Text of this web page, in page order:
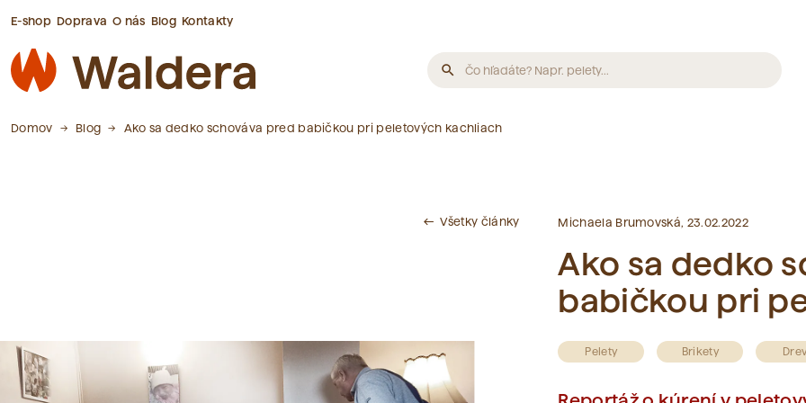
E-shop Doprava O nás Blog Kontakty
search
Produkty
Neboli nájdené žiadne články.
Slovník pojmov
Domov Blog Ako sa dedko schováva pred babičkou pri peletových kachliach
west Všetky články Michaela Brumovská, 23.02.2022
Ako sa dedko
babičkou pri
Pelety Brikety